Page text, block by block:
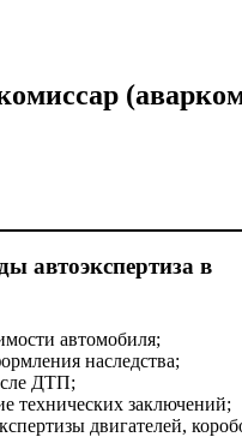
автоэкспертиза в
автомобиля;
наследства;
ДТП;
технических заключений;
двигателей,